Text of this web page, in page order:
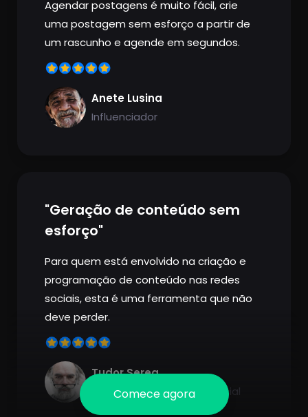
Agendar postagens é muito fácil, crie
uma postagem sem esforço a partir de
um rascunho e agende em segundos.
Anete Lusina
Influenciador
"Geração de conteúdo sem
esforço"
Para quem está envolvido na criação e
programação de conteúdo nas redes
sociais, esta é uma ferramenta que não
deve perder.
Tudor Serea
Comerciante de mídia social
Comece agora